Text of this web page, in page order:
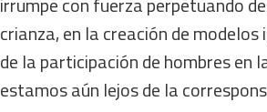
crianza, en la creación de
de la participación de hombres en
estamos aún lejos de la